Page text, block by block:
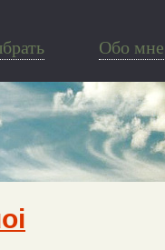
Обо мне